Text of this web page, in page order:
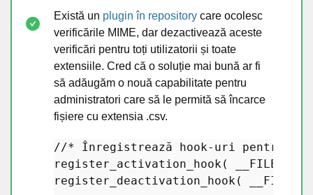
Există un plugin în repository care ocolesc
verificările MIME, dar dezactivează aceste
verificări pentru toți utilizatorii și toate
extensiile. Cred că o soluție mai bună ar fi
să adăugăm o nouă capabilitate pentru
administratori care să le permită să încarce
fișiere cu extensia .csv.
//* Înregistrează hook-uri pentru
register_activation_hook( __FILE__
register_deactivation_hook( __FILE__